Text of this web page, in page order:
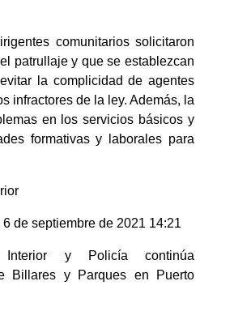
comunitarios solicitaron
patrullaje y que se establezcan
la complicidad de agentes
infractores de la ley. Además, la
en los servicios básicos y
formativas y laborales para
de septiembre de 2021 14:21
y Policía continúa
Billares y Parques en Puerto